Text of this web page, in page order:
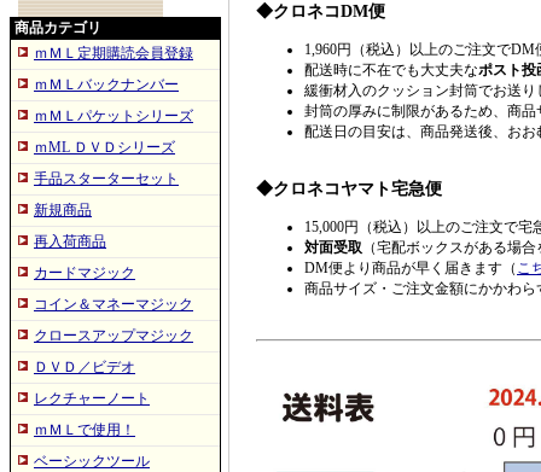
商品カテゴリ
ｍＭＬ定期購読会員登録
ｍＭＬバックナンバー
ｍＭＬパケットシリーズ
ｍML ＤＶＤシリーズ
手品スターターセット
新規商品
再入荷商品
カードマジック
コイン＆マネーマジック
クロースアップマジック
ＤＶＤ／ビデオ
レクチャーノート
ｍＭＬで使用！
ベーシックツール
◆クロネコDM便
1,960円（税込）以上のご注文でDM
配送時に不在でも大丈夫なポスト投
緩衝材入のクッション封筒でお送り
封筒の厚みに制限があるため、商
配送日の目安は、商品発送後、おお
◆クロネコヤマト宅急便
15,000円（税込）以上のご注文で宅
対面受取 （宅配ボックスがある場
DM便より商品が早く届きます（ こ
商品サイズ・ご注文金額にかかわ